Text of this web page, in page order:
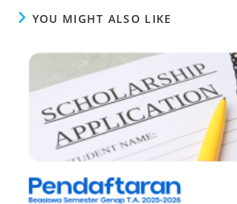
YOU MIGHT ALSO LIKE